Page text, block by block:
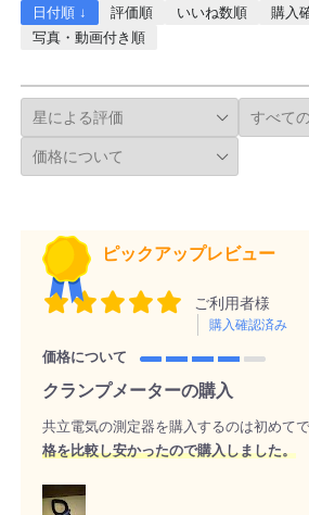
日付順 ↓ 評価順 いいね数順 購入
写真・動画付き順
ピックアップレビュー
ご利用者様
購入確認済み
価格について
クランプメーターの購入
共立電気の測定器を購入するのは初めてで
格を比較し安かったので購入しました。